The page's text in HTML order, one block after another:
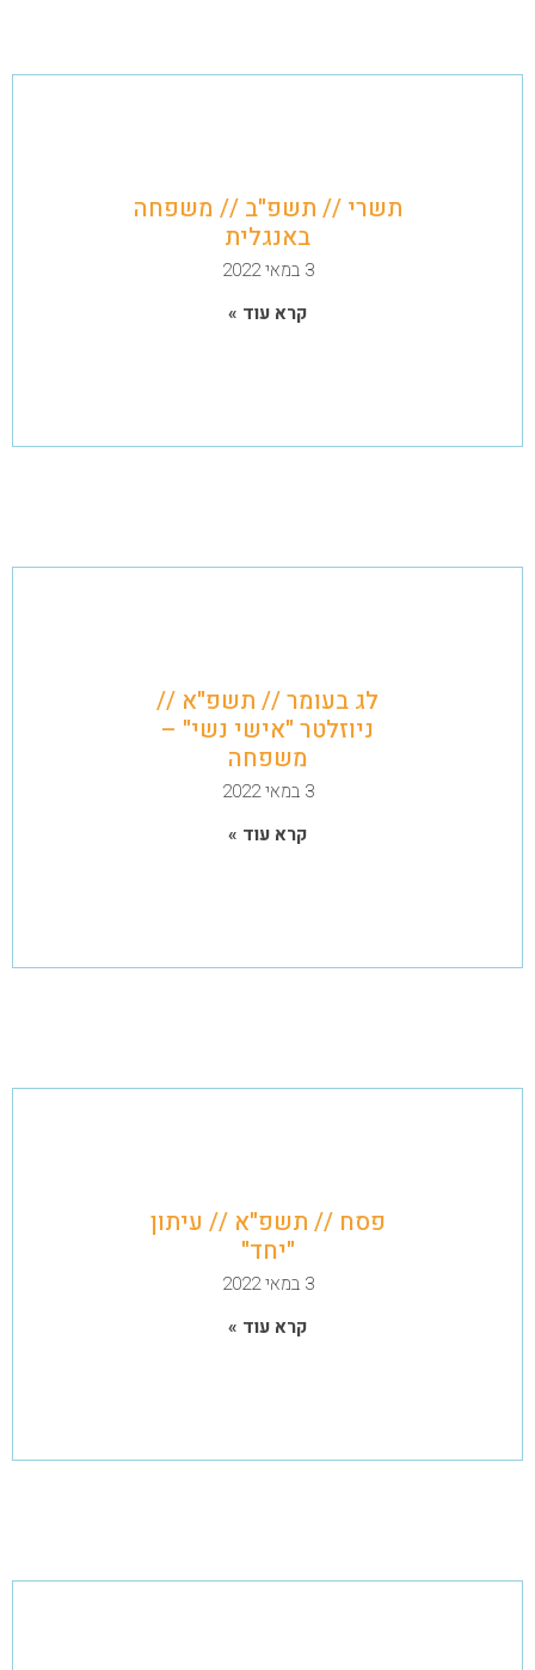
תשרי // תשפ"ב // משפחה
באנגלית
3 במאי 2022
קרא עוד »
לג בעומר // תשפ"א //
ניוזלטר "אישי נשי" –
משפחה
3 במאי 2022
קרא עוד »
פסח // תשפ"א // עיתון
"יחד"
3 במאי 2022
קרא עוד »